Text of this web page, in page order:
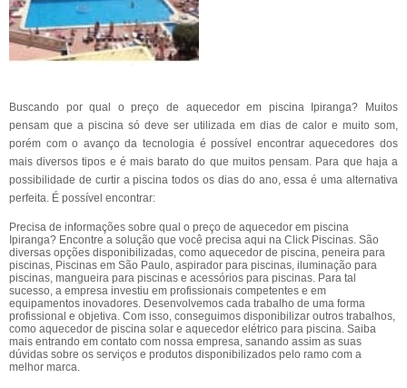
Buscando por qual o preço de aquecedor em piscina Ipiranga? Muitos
pensam que a piscina só deve ser utilizada em dias de calor e muito som,
porém com o avanço da tecnologia é possível encontrar aquecedores dos
mais diversos tipos e é mais barato do que muitos pensam. Para que haja a
possibilidade de curtir a piscina todos os dias do ano, essa é uma alternativa
perfeita. É possível encontrar:
Precisa de informações sobre qual o preço de aquecedor em piscina
Ipiranga? Encontre a solução que você precisa aqui na Click Piscinas. São
diversas opções disponibilizadas, como aquecedor de piscina, peneira para
piscinas, Piscinas em São Paulo, aspirador para piscinas, iluminação para
piscinas, mangueira para piscinas e acessórios para piscinas. Para tal
sucesso, a empresa investiu em profissionais competentes e em
equipamentos inovadores. Desenvolvemos cada trabalho de uma forma
profissional e objetiva. Com isso, conseguimos disponibilizar outros trabalhos,
como aquecedor de piscina solar e aquecedor elétrico para piscina. Saiba
mais entrando em contato com nossa empresa, sanando assim as suas
dúvidas sobre os serviços e produtos disponibilizados pelo ramo com a
melhor marca.